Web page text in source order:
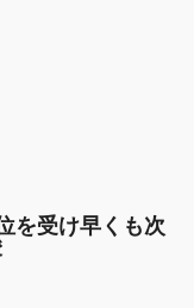
を受け早くも次